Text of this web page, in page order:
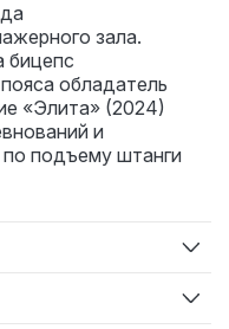
зала.
бицепс
обладатель
«Элита» (2024)
и
подъему штанги
фитнес
тренер (2025)